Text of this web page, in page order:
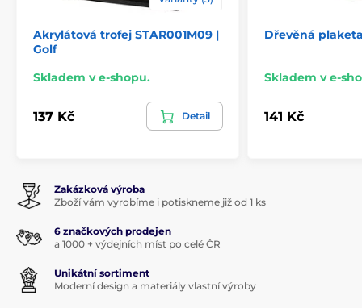
Akrylátová trofej STAR001M09 |
Golf
Skladem v e-shopu.
137 Kč Detail
Dřevěná
Skladem v e-
141 Kč
Zakázková výroba
Zboží vám vyrobíme i potiskneme již od 1 ks
6 značkových prodejen
a 1000 + výdejních míst po celé ČR
Unikátní sortiment
Moderní design a materiály vlastní výroby